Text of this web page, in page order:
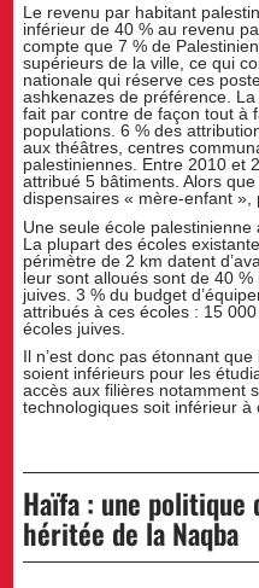
Le revenu par habitant
inférieur de 40 % au revenu
compte que 7 % de
supérieurs de la ville, ce qui
nationale qui réserve ces
ashkenazes de préférence.
fait par contre de façon tout à
populations. 6 % des
aux théâtres, centres
palestiniennes. Entre 2010 et
attribué 5 bâtiments. Alors
dispensaires « mère-enfant »,
Une seule école palestinienne
La plupart des écoles
périmètre de 2 km datent
leur sont alloués sont de 40
juives. 3 % du budget
attribués à ces écoles : 15
écoles juives.
Il n’est donc pas étonnant
soient inférieurs pour les
accès aux filières notamment
technologiques soit inférieur à
Haïfa : une politique
héritée de la Naqba